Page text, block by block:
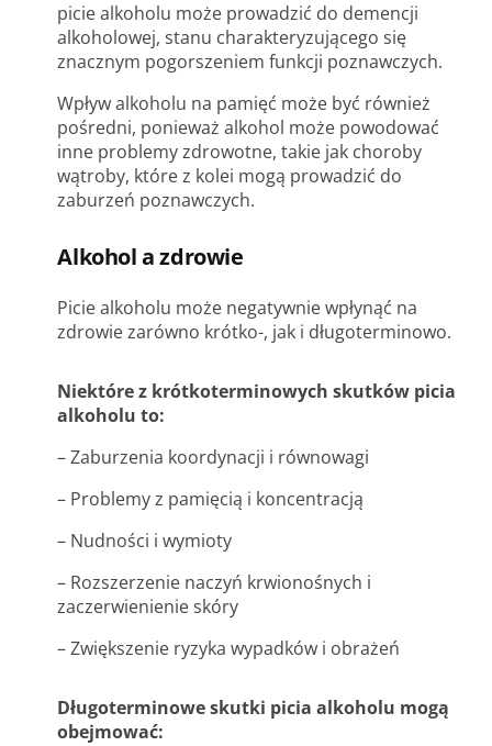
picie alkoholu może prowadzić do demencji
alkoholowej, stanu charakteryzującego się
znacznym pogorszeniem funkcji poznawczych.
Wpływ alkoholu na pamięć może być również
pośredni, ponieważ alkohol może powodować
inne problemy zdrowotne, takie jak choroby
wątroby, które z kolei mogą prowadzić do
zaburzeń poznawczych.
Alkohol a zdrowie
Picie alkoholu może negatywnie wpłynąć na
zdrowie zarówno krótko-, jak i długoterminowo.
Niektóre z krótkoterminowych skutków picia
alkoholu to:
– Zaburzenia koordynacji i równowagi
– Problemy z pamięcią i koncentracją
– Nudności i wymioty
– Rozszerzenie naczyń krwionośnych i
zaczerwienienie skóry
– Zwiększenie ryzyka wypadków i obrażeń
Długoterminowe skutki picia alkoholu mogą
obejmować: